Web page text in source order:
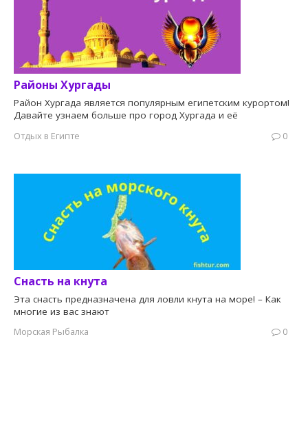
Районы Хургады
Район Хургада является популярным египетским курортом!
Давайте узнаем больше про город Хургада и её
Отдых в Египте
0
Снасть на кнута
Эта снасть предназначена для ловли кнута на море! – Как
многие из вас знают
Морская Рыбалка
0